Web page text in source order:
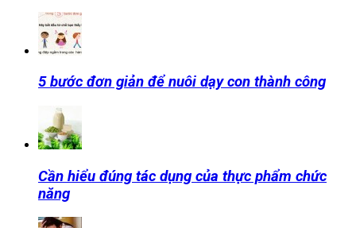
5 bước đơn giản để nuôi dạy con thành công
Cần hiểu đúng tác dụng của thực phẩm chức
năng